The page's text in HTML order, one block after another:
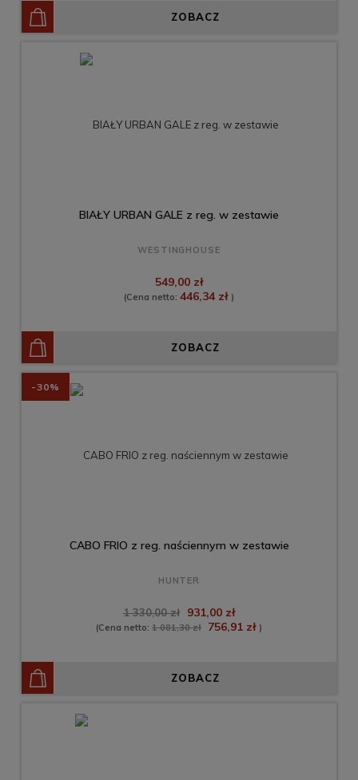
ZOBACZ
BIAŁY URBAN GALE z reg. w zestawie
WESTINGHOUSE
549,00 zł
(Cena netto: 446,34 zł )
ZOBACZ
CABO FRIO z reg. naściennym w zestawie
HUNTER
1 330,00 zł 931,00 zł
(Cena netto: 1 081,30 zł 756,91 zł )
ZOBACZ
-30%